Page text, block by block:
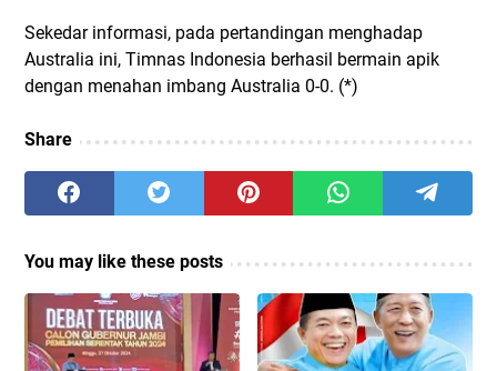
Sekedar informasi, pada pertandingan menghadap
Australia ini, Timnas Indonesia berhasil bermain apik
dengan menahan imbang Australia 0-0. (*)
Share
You may like these posts